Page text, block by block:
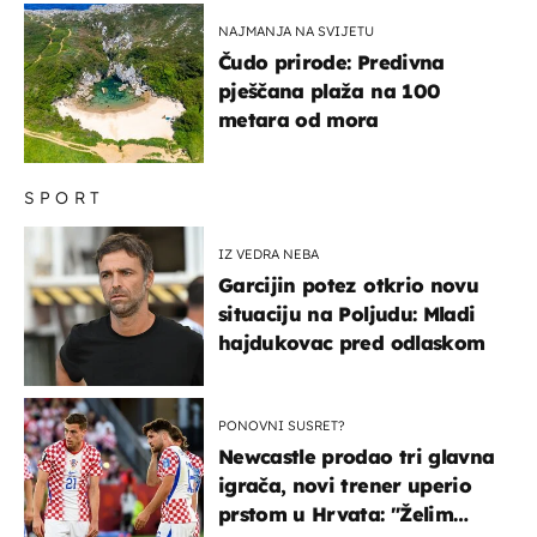
SPORT
IZ VEDRA NEBA
Garcijin potez otkrio novu
situaciju na Poljudu: Mladi
hajdukovac pred odlaskom
PONOVNI SUSRET?
Newcastle prodao tri glavna
igrača, novi trener uperio
prstom u Hrvata: "Želim
NAJMANJA NA SVIJETU
Čudo prirode: Predivna
pješčana plaža na 100
metara od mora